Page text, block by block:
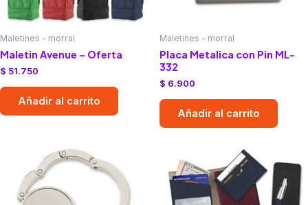
Maletines - morral
Maletin Avenue – Oferta
$ 51.750
Añadir al carrito
Maletines - morral
Placa Metalica con Pin ML-
332
$ 6.900
Añadir al carrito